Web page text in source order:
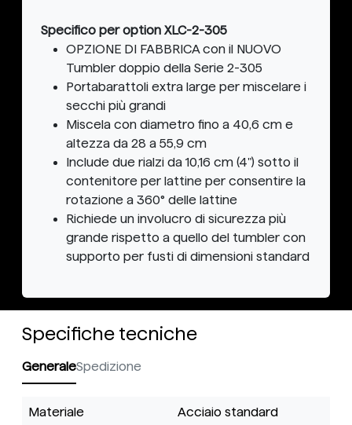
Specifico per option XLC-2-305
OPZIONE DI FABBRICA con il NUOVO
Tumbler doppio della Serie 2-305
Portabarattoli extra large per miscelare i
secchi più grandi
Miscela con diametro fino a 40,6 cm e
altezza da 28 a 55,9 cm
Include due rialzi da 10,16 cm (4") sotto il
contenitore per lattine per consentire la
rotazione a 360° delle lattine
Richiede un involucro di sicurezza più
grande rispetto a quello del tumbler con
supporto per fusti di dimensioni standard
Specifiche tecniche
GeneraleSpedizione
Materiale Acciaio standard